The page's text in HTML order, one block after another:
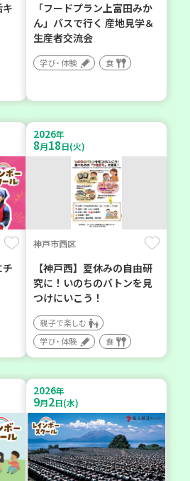
「フードプラン上富田みか
ん」バスで行く 産地見学＆
生産者交流会
学び・体験 食
2026年
8月18日(火)
神戸市西区
【神戸西】夏休みの自由研
究に！いのちのバトンを見
つけにいこう！
親子で楽しむ
学び・体験
食
2026年
9月2日(水)